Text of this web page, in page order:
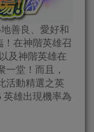
善良、愛好和
在神階英雄召
及神階英雄在
堂！而且，
活動精選之英
雄出現機率為